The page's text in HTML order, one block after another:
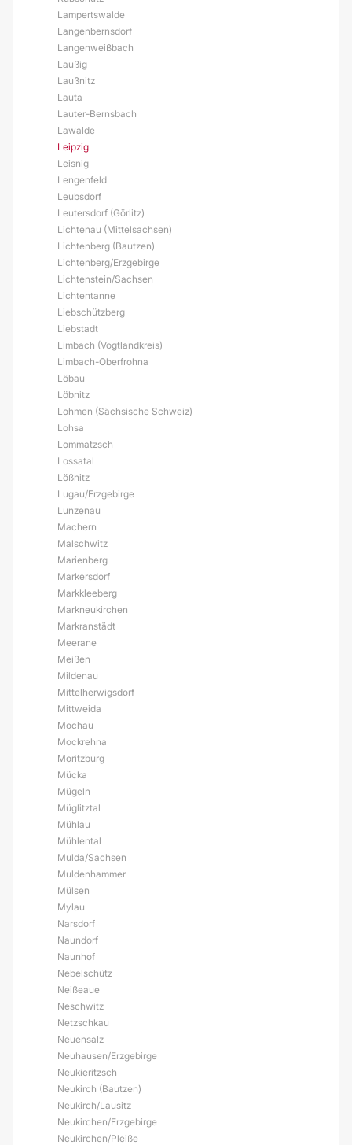
Lampertswalde
Langenbernsdorf
Langenweißbach
Laußig
Laußnitz
Lauta
Lauter-Bernsbach
Lawalde
Leipzig
Leisnig
Lengenfeld
Leubsdorf
Leutersdorf (Görlitz)
Lichtenau (Mittelsachsen)
Lichtenberg (Bautzen)
Lichtenberg/Erzgebirge
Lichtenstein/Sachsen
Lichtentanne
Liebschützberg
Liebstadt
Limbach (Vogtlandkreis)
Limbach-Oberfrohna
Löbau
Löbnitz
Lohmen (Sächsische Schweiz)
Lohsa
Lommatzsch
Lossatal
Lößnitz
Lugau/Erzgebirge
Lunzenau
Machern
Malschwitz
Marienberg
Markersdorf
Markkleeberg
Markneukirchen
Markranstädt
Meerane
Meißen
Mildenau
Mittelherwigsdorf
Mittweida
Mochau
Mockrehna
Moritzburg
Mücka
Mügeln
Müglitztal
Mühlau
Mühlental
Mulda/Sachsen
Muldenhammer
Mülsen
Mylau
Narsdorf
Naundorf
Naunhof
Nebelschütz
Neißeaue
Neschwitz
Netzschkau
Neuensalz
Neuhausen/Erzgebirge
Neukieritzsch
Neukirch (Bautzen)
Neukirch/Lausitz
Neukirchen/Erzgebirge
Neukirchen/Pleiße